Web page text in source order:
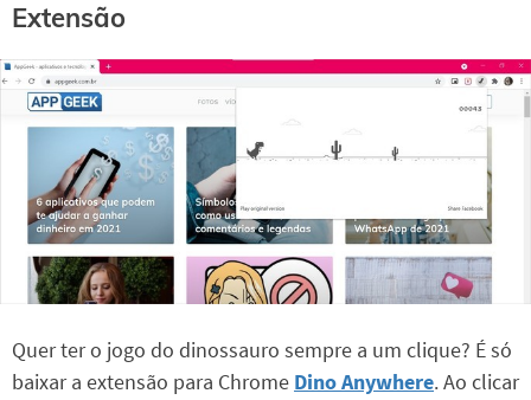
Extensão
Quer ter o jogo do dinossauro sempre a um clique? É só
baixar a extensão para Chrome Dino Anywhere. Ao clicar